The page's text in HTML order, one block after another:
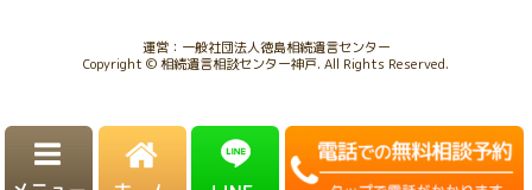
運営：一般社団法人徳島相続遺言センター
Copyright © 相続遺言相談センター神戸. All Rights Reserved.